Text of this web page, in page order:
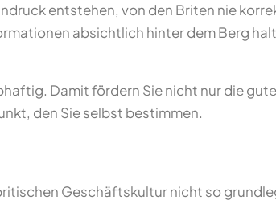
entstehen, von den Briten nie
absichtlich hinter dem Berg
Damit fördern Sie nicht nur die
den Sie selbst bestimmen.
Geschäftskultur nicht so